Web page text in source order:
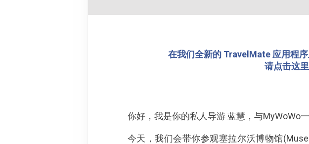
在我们全新的 TravelMate 应用程
请点击这里
你好，我是你的私人导游 蓝慧，与MyWoWo
今天，我们会带你参观塞拉尔沃博物馆